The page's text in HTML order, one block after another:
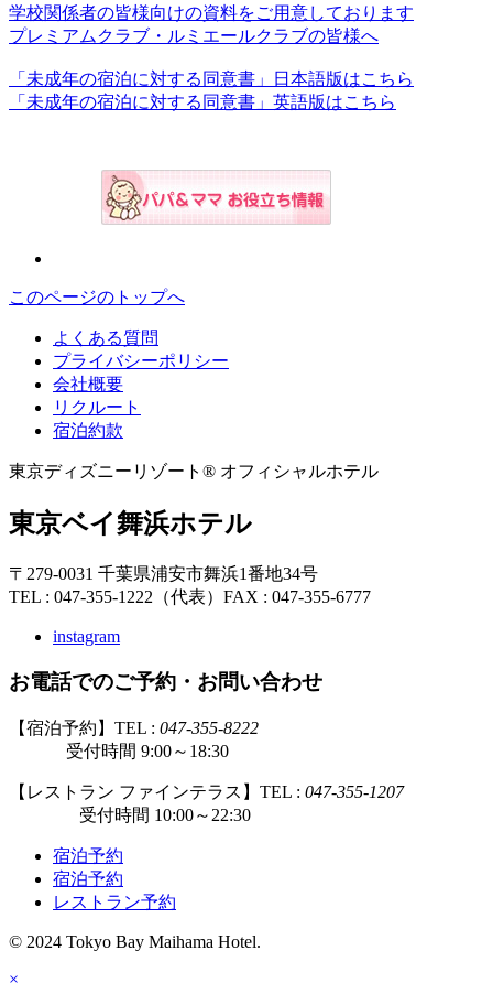
学校関係者の皆様向けの資料をご用意しております
プレミアムクラブ・ルミエールクラブの皆様へ
「未成年の宿泊に対する同意書」日本語版はこちら
「未成年の宿泊に対する同意書」英語版はこちら
このページのトップへ
よくある質問
プライバシーポリシー
会社概要
リクルート
宿泊約款
東京ディズニーリゾート® オフィシャルホテル
東京ベイ舞浜ホテル
〒279-0031 千葉県浦安市舞浜1番地34号
TEL : 047-355-1222（代表） FAX : 047-355-6777
instagram
お電話でのご予約・お問い合わせ
【宿泊予約】TEL : 047-355-8222
受付時間 9:00～18:30
【レストラン ファインテラス】TEL : 047-355-1207
受付時間 10:00～22:30
宿泊予約
宿泊予約
レストラン予約
© 2024 Tokyo Bay Maihama Hotel.
×